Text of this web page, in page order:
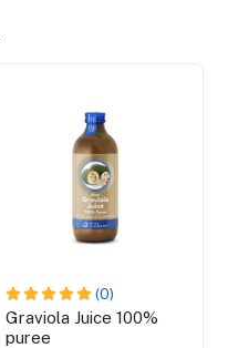
(0)
Graviola Juice 100%
puree